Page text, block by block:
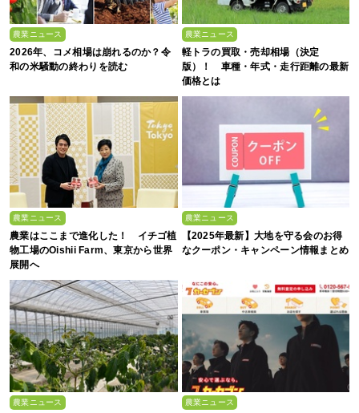
農業ニュース
2026年、コメ相場は崩れるのか？令
和の米騒動の終わりを読む
農業ニュース
軽トラの買取・売却相場（決定
版）！ 車種・年式・走行距離の最新
価格とは
農業ニュース
農業はここまで進化した！ イチゴ植
物工場のOishii Farm、東京から世界
展開へ
農業ニュース
【2025年最新】大地を守る会のお得
なクーポン・キャンペーン情報まとめ
農業ニュース 農業ニュース